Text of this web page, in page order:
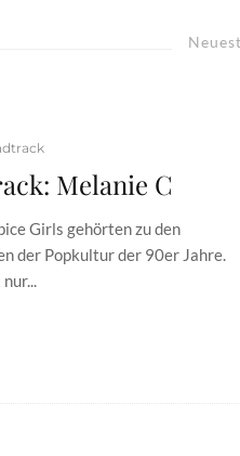
Melanie C
Girls gehörten zu den
der Popkultur der 90er Jahre.